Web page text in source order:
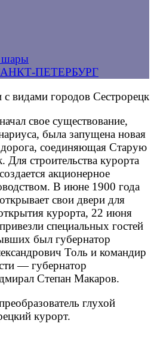
шары
ПЕТЕРБУРГ
свое существование,
была запущена новая
соединяющая Старую
строительства курорта
акционерное
В июне 1900 года
свои двери для
курорта, 22 июня
специальных гостей
был губернатор
Толь и командир
— губернатор
Степан Макаров.
глухой
курорт.